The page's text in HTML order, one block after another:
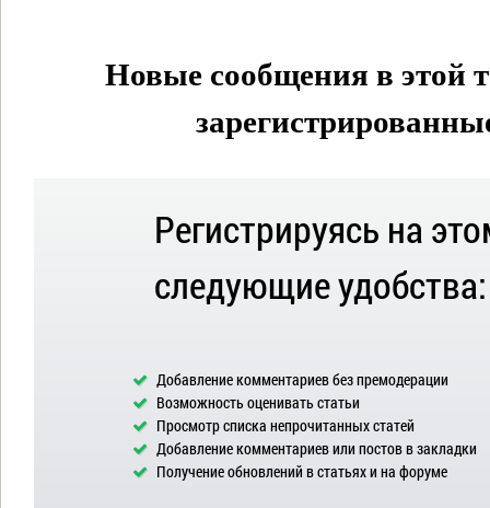
Новые сообщения в этой
Регистрируясь на
следующие удобства:
Добавление комментариев без премодерации
Возможность оценивать статьи
Просмотр списка непрочитанных статей
Добавление комментариев или постов в закладки
Получение обновлений в статьях и на форуме